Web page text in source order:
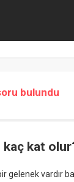
bulundu
kaç kat
gelenek vardır